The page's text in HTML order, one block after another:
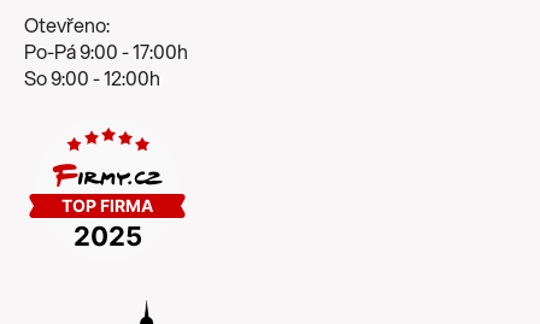
Otevřeno:
Po-Pá 9:00 - 17:00h
So 9:00 - 12:00h